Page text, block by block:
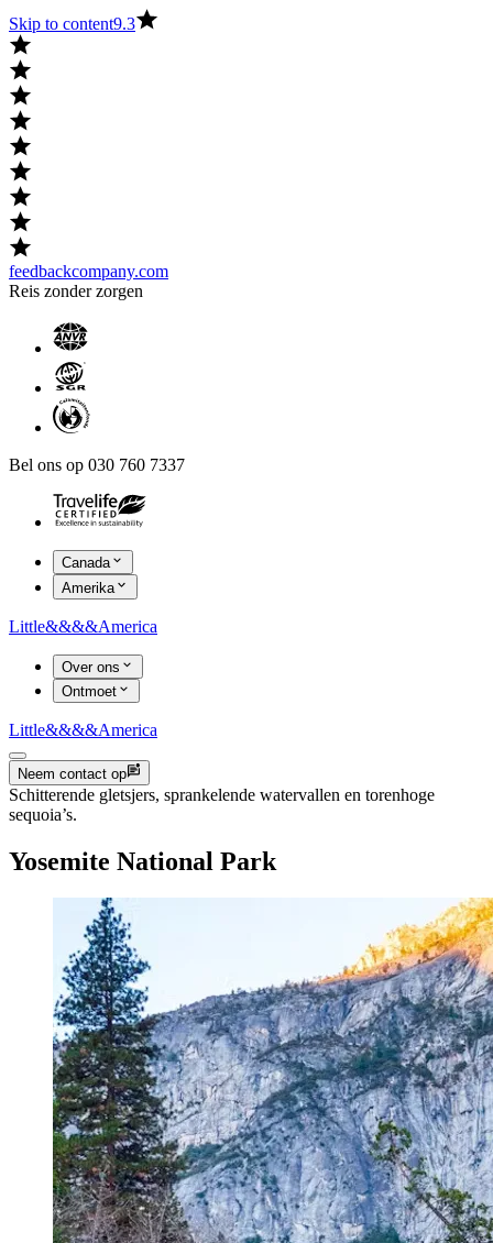
Skip to content9.3
feedbackcompany.com
Reis zonder zorgen
Bel ons op 030 760 7337
Canada
Amerika
Little&&&&America
Over ons
Ontmoet
Little&&&&America
Neem contact op
Schitterende gletsjers, sprankelende watervallen en torenhoge
sequoia’s.
Yosemite National Park